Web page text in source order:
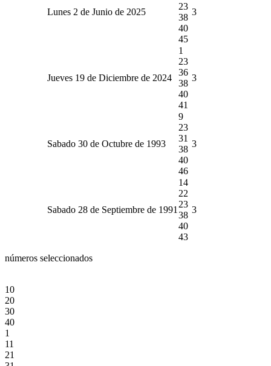
Lunes 2 de Junio de 2025
23
38
40
45
3
Jueves 19 de Diciembre de 2024
1
23
36
38
40
41
3
Sabado 30 de Octubre de 1993
9
23
31
38
40
46
3
Sabado 28 de Septiembre de 1991
14
22
23
38
40
43
3
números seleccionados
10
20
30
40
1
11
21